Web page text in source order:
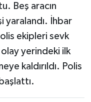
Beş aracın
yaralandı. İhbar
ekipleri sevk
olay yerindeki ilk
kaldırıldı. Polis